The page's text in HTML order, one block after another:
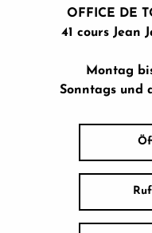
OFFICE DE
41 cours Jean
Montag
Sonntags und